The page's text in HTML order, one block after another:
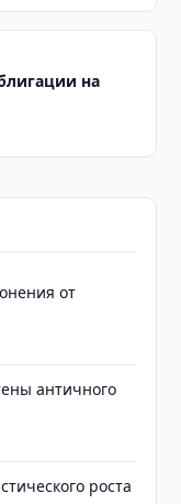
на
от
античного
роста